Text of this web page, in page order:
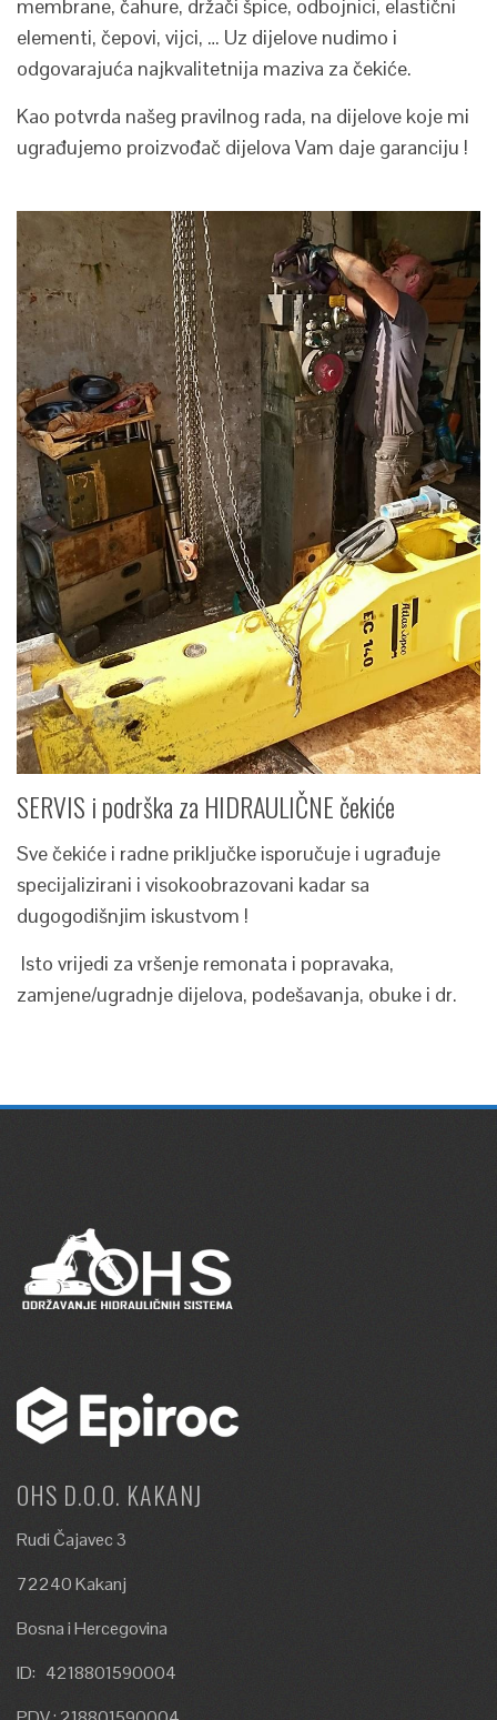
membrane, čahure, držači špice, odbojnici, elastični
elementi, čepovi, vijci, … Uz dijelove nudimo i
odgovarajuća najkvalitetnija maziva za čekiće.
Kao potvrda našeg pravilnog rada, na dijelove koje mi
ugrađujemo proizvođač dijelova Vam daje garanciju !
SERVIS i podrška za HIDRAULIČNE čekiće
Sve čekiće i radne priključke isporučuje i ugrađuje
specijalizirani i visokoobrazovani kadar sa
dugogodišnjim iskustvom !
Isto vrijedi za vršenje remonata i popravaka,
zamjene/ugradnje dijelova, podešavanja, obuke i dr.
OHS D.O.O. KAKANJ
Rudi Čajavec 3
72240 Kakanj
Bosna i Hercegovina
ID: 4218801590004